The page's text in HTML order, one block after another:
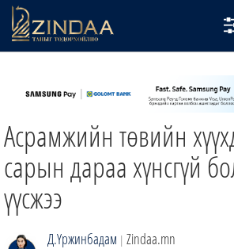
ТВ8
ӨГЛӨӨНИЙ СОНИН
АУДИО ЗОХИОЛ
ЗИНДАА СЭТГҮҮЛ
Асрамжийн төвийн
сарын дараа хүнсгүй
үүсжээ
Д.Үржинбадам | Zindaa.mn